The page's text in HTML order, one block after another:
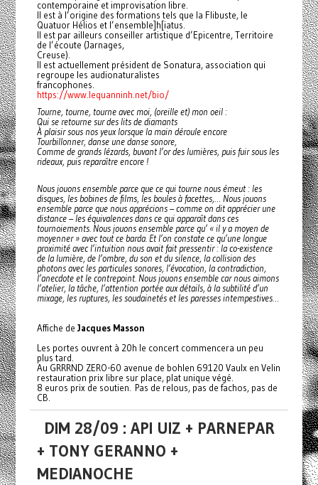
contemporaine et improvisation libre.
Il est à l’origine des formations tels que la Flibuste, le
Quatuor Hélios et l’ensemble]h[iatus.
Il est par ailleurs conseiller artistique d’Epicentre, Territoire
de l’écoute (Jarnages,
Creuse).
Il est actuellement président de Sonatura, association qui
regroupe les audionaturalistes
francophones.
https://www.lequanninh.net/bio/
Tourne, tourne, tourne avec moi, (oreille et) mon oeil :
Qui se retourne sur des lits de diamants
À plaisir sous nos yeux lorsque la main déroule encore
Tourbillonner, danse une danse sonore,
Comme de grands lézards, buvant l’or des lumières, puis fuir sous les
rideaux, puis reparaître encore !
Nous jouons ensemble parce que ce qui tourne nous émeut : les
disques, les bobines de films, les boules à facettes,… Nous jouons
ensemble parce que nous apprécions – comme on dit apprécier une
distance – les équivalences dans ce qui apparaît dans ces
tournoiements. Nous jouons ensemble parce qu’ « il y a moyen de
moyenner » avec tout ce barda. Et l’on constate ce qu’une longue
proximité avec l’intuition nous avait fait pressentir : la co-existence
de la lumière, de l’ombre, du son et du silence, la collision des
photons avec les particules sonores, l’évocation, la contradiction,
l’anecdote et le contrepoint. Nous jouons ensemble car nous aimons
l’atelier, la tâche, l’attention portée aux détails, à la subtilité d’un
mixage, les ruptures, les soudainetés et les paresses intempestives…
Affiche de Jacques Masson
Les portes ouvrent à 20h le concert commencera un peu
plus tard.
Au GRRRND ZERO-60 avenue de bohlen 69120 Vaulx en Velin
restauration prix libre sur place, plat unique végé.
8 euros prix de soutien. Pas de relous, pas de fachos, pas de
CB.
DIM 28/09 : API UIZ + PARNEPAR
+ TONY GERANNO +
MEDIANOCHE